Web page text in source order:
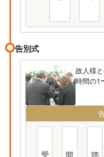
告別式
故人様
時間の1